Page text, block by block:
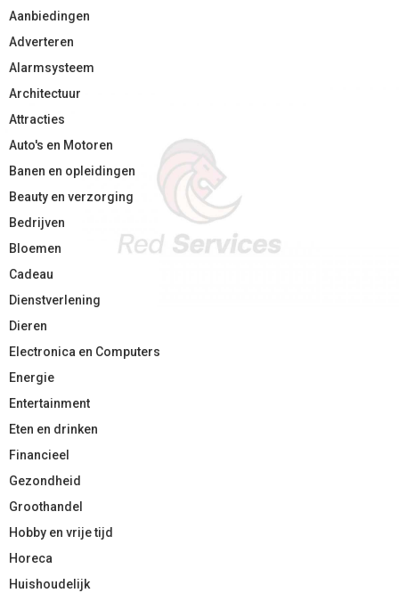
Aanbiedingen
Adverteren
Alarmsysteem
Architectuur
Attracties
Auto's en Motoren
Banen en opleidingen
Beauty en verzorging
Bedrijven
Bloemen
Cadeau
Dienstverlening
Dieren
Electronica en Computers
Energie
Entertainment
Eten en drinken
Financieel
Gezondheid
Groothandel
Hobby en vrije tijd
Horeca
Huishoudelijk